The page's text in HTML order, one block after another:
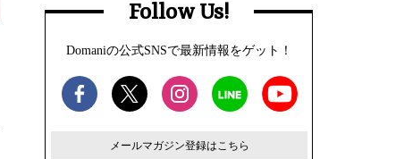
Follow Us!
Domaniの公式SNSで最新情報をゲット！
メールマガジン登録はこちら